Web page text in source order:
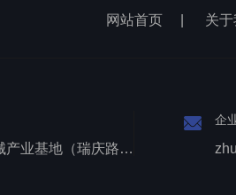
网站首页 关
上海张江医疗器械产业基地（瑞庆路528号）
企